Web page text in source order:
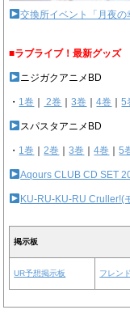
交換所イベント「月夜
■ラブライブ！最新グッズ
ニジガクアニメBD
・ 1巻 2巻 ｜3巻 ｜4巻 ｜5
スパスタアニメBD
・ 1巻 ｜2巻 ｜3巻 ｜4巻 ｜5
Aqours CLUB CD SET
KU-RU-KU-RU Cruller!(
掲示板
UR予想掲示板 フレン